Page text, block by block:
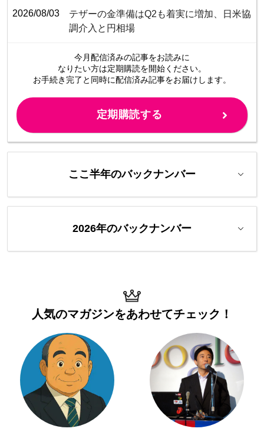
2026/08/03
テザーの金準備はQ2も着実に増加、日米協
調介入と円相場
今月配信済みの記事をお読みに
なりたい方は定期購読を開始ください。
お手続き完了と同時に配信済み記事をお届けします。
定期購読する
ここ半年のバックナンバー
2026年のバックナンバー
人気のマガジンをあわせてチェック！